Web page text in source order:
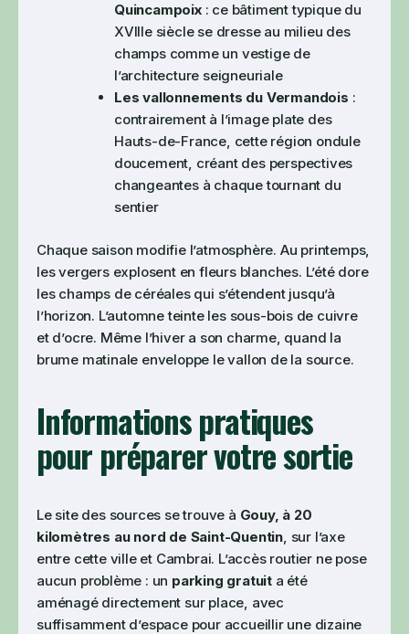
Quincampoix: ce bâtiment typique du
XVIIIe siècle se dresse au milieu des
champs comme un vestige de
l’architecture seigneuriale
Les vallonnements du Vermandois :
contrairement à l’image plate des
Hauts-de-France, cette région ondule
doucement, créant des perspectives
changeantes à chaque tournant du
sentier
Chaque saison modifie l’atmosphère. Au printemps,
les vergers explosent en fleurs blanches. L’été dore
les champs de céréales qui s’étendent jusqu’à
l’horizon. L’automne teinte les sous-bois de cuivre
et d’ocre. Même l’hiver a son charme, quand la
brume matinale enveloppe le vallon de la source.
Informations pratiques
pour préparer votre sortie
Le site des sources se trouve à Gouy, à 20
kilomètres au nord de Saint-Quentin , sur l’axe
entre cette ville et Cambrai. L’accès routier ne pose
aucun problème : un parking gratuit a été
aménagé directement sur place, avec
suffisamment d’espace pour accueillir une dizaine